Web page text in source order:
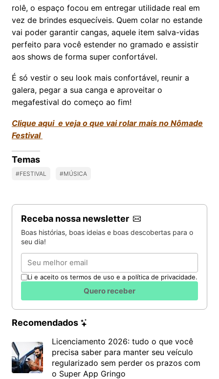
rolê, o espaço focou em entregar utilidade real em
vez de brindes esquecíveis. Quem colar no estande
vai poder garantir cangas, aquele item salva-vidas
perfeito para você estender no gramado e assistir
aos shows de forma super confortável.
É só vestir o seu look mais confortável, reunir a
galera, pegar a sua canga e aproveitar o
megafestival do começo ao fim!
Clique aqui e veja o que vai rolar mais no Nômade
Festival
Temas
#FESTIVAL #MÚSICA
Receba nossa newsletter
Boas histórias, boas ideias e boas descobertas para o
seu dia!
Email
Li e aceito os termos de uso e a política de privacidade.
Quero receber
Recomendados
Licenciamento 2026: tudo o que você
precisa saber para manter seu veículo
regularizado sem perder os prazos com
o Super App Gringo